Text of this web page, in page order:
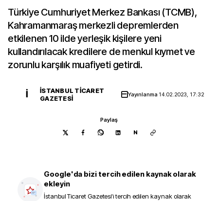
Türkiye Cumhuriyet Merkez Bankası (TCMB),
Kahramanmaraş merkezli depremlerden
etkilenen 10 ilde yerleşik kişilere yeni
kullandırılacak kredilere de menkul kıymet ve
zorunlu karşılık muafiyeti getirdi.
İ
İSTANBUL TICARET
GAZETESI
Yayınlanma 14.02.2023, 17:32
Paylaş
N
Google'da bizi tercih edilen kaynak olarak
ekleyin
İstanbul Ticaret Gazetesi'i tercih edilen kaynak olarak